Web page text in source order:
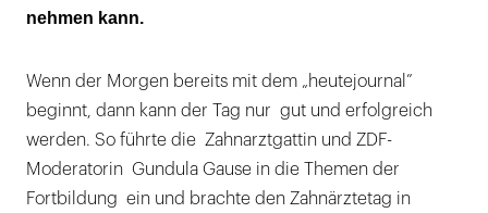
nehmen kann.
Wenn der Morgen bereits mit dem „heutejournal”
beginnt, dann kann der Tag nur gut und erfolgreich
werden. So führte die Zahnarztgattin und ZDF-
Moderatorin Gundula Gause in die Themen der
Fortbildung ein und brachte den Zahnärztetag in